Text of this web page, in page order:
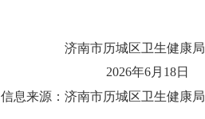
济南市历城区卫生健康局
2026年6月18日
信息来源：济南市历城区卫生健康局